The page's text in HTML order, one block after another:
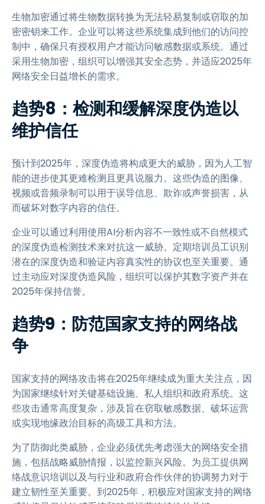
生物加密通过将生物数据转换为无法轻易复制或窃取的加
密密钥来工作。企业可以将这些系统集成到他们的访问控
制中，确保只有授权用户才能访问敏感数据或系统。通过
采用生物加密，组织可以增强其安全态势，并适应2025年
网络安全日益增长的需求。
趋势8：检测和缓解深度伪造以
维护信任
预计到2025年，深度伪造将构成更大的威胁，因为人工智
能的进步使其更难检测且更具说服力。这些伪造的图像、
视频或音频录制可以用于误导信息、欺诈或声誉损害，从
而破坏对数字内容的信任。
企业可以通过利用使用AI分析内容不一致性或不自然模式
的深度伪造检测技术来对抗这一威胁。定期培训员工识别
潜在的深度伪造和验证内容真实性的协议也至关重要。通
过主动应对深度伪造风险，组织可以保护其数字资产并在
2025年保持信誉。
趋势9：防范国家支持的网络战
争
国家支持的网络攻击将在2025年继续成为重大关注点，因
为国家继续针对关键基础设施、私人组织和政府系统。这
些攻击通常高度复杂，涉及旨在窃取敏感数据、破坏运营
或实现地缘政治目标的高级工具和方法。
为了防御此类威胁，企业必须优先考虑强大的网络安全措
施，包括战略威胁情报，以监控新兴风险。为员工提供网
络战意识培训以及与行业和政府合作伙伴的协调努力对于
建立韧性至关重要。到2025年，积极应对国家支持的网络